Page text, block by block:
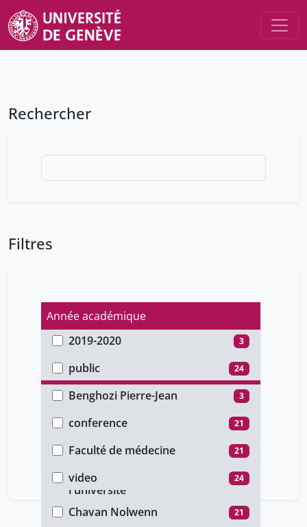
Rechercher
Filtres
Année académique
2019-2020
3
2017-2018 21
Type d'accès
public
24
Auteur
Benghozi Pierre-Jean
3
Benhamou Yaniv 3
Besson Jacques 3
Cesalli Laurent 3
Chavan Nolwenn 21
Type de document
conference
21
cours 3
Faculté
Faculté de médecine
21
Instituts rattachés à
l'université
3
Type de média
video
24